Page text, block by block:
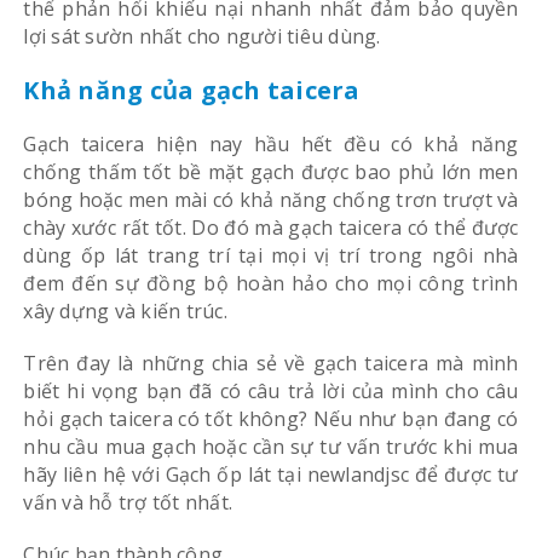
thể phản hổi khiếu nại nhanh nhất đảm bảo quyền
lợi sát sườn nhất cho người tiêu dùng.
Khả năng của gạch taicera
Gạch taicera hiện nay hầu hết đều có khả năng
chống thấm tốt bề mặt gạch được bao phủ lớn men
bóng hoặc men mài có khả năng chống trơn trượt và
chày xước rất tốt. Do đó mà gạch taicera có thể được
dùng ốp lát trang trí tại mọi vị trí trong ngôi nhà
đem đến sự đồng bộ hoàn hảo cho mọi công trình
xây dựng và kiến trúc.
Trên đay là những chia sẻ về gạch taicera mà mình
biết hi vọng bạn đã có câu trả lời của mình cho câu
hỏi gạch taicera có tốt không? Nếu như bạn đang có
nhu cầu mua gạch hoặc cần sự tư vấn trước khi mua
hãy liên hệ với Gạch ốp lát tại newlandjsc để được tư
vấn và hỗ trợ tốt nhất.